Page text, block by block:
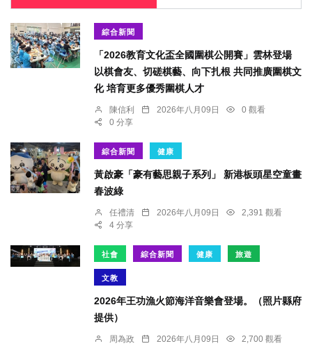
綜合新聞
「2026教育文化盃全國圍棋公開賽」雲林登場
以棋會友、切磋棋藝、向下扎根 共同推廣圍棋文
化 培育更多優秀圍棋人才
陳信利 2026年八月09日
0 觀看
0 分享
綜合新聞 健康
黃啟豪「豪有藝思親子系列」 新港板頭星空童畫
春波綠
任禮清 2026年八月09日
2,391 觀看
4 分享
社會 綜合新聞 健康 旅遊
文教
2026年王功漁火節海洋音樂會登場。（照片縣府
提供）
周為政 2026年八月09日
2,700 觀看